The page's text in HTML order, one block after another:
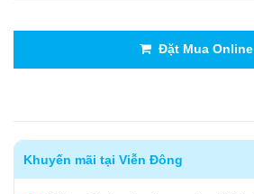
Đặt Mua Online
Khuyến mãi tại Viễn Đông